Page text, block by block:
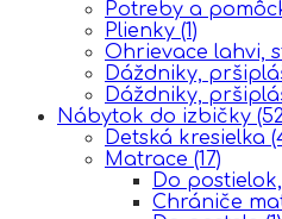
Potreby a
Plienky (1)
Ohrievace lahvi,
Dáždniky,
Dáždniky,
Nábytok do izbičky
Detská kresielka
Matrace (17)
Do
Chrániče